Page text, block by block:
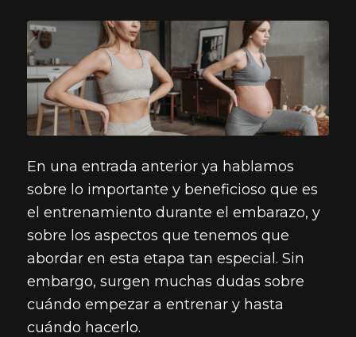
En una entrada anterior ya hablamos
sobre lo importante y beneficioso que es
el entrenamiento durante el embarazo, y
sobre los aspectos que tenemos que
abordar en esta etapa tan especial. Sin
embargo, surgen muchas dudas sobre
cuándo empezar a entrenar y hasta
cuándo hacerlo.